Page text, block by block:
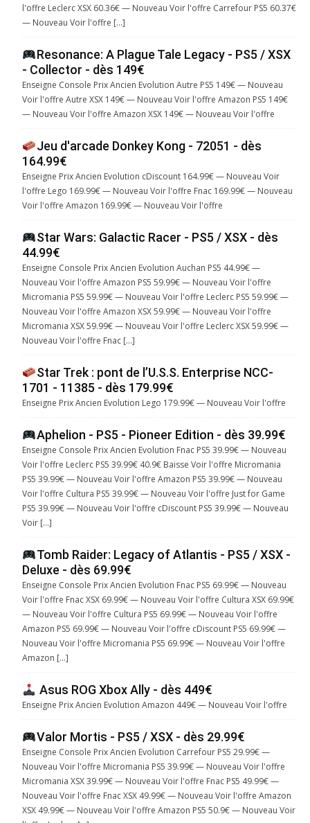
l'offre Leclerc XSX 60.36€ — Nouveau Voir l'offre Carrefour PS5 60.37€
— Nouveau Voir l'offre […]
Resonance: A Plague Tale Legacy - PS5 / XSX
- Collector - dès 149€
Enseigne Console Prix Ancien Evolution Autre PS5 149€ — Nouveau
Voir l'offre Autre XSX 149€ — Nouveau Voir l'offre Amazon PS5 149€
— Nouveau Voir l'offre Amazon XSX 149€ — Nouveau Voir l'offre
Jeu d'arcade Donkey Kong - 72051 - dès
164.99€
Enseigne Prix Ancien Evolution cDiscount 164.99€ — Nouveau Voir
l'offre Lego 169.99€ — Nouveau Voir l'offre Fnac 169.99€ — Nouveau
Voir l'offre Amazon 169.99€ — Nouveau Voir l'offre
Star Wars: Galactic Racer - PS5 / XSX - dès
44.99€
Enseigne Console Prix Ancien Evolution Auchan PS5 44.99€ —
Nouveau Voir l'offre Amazon PS5 59.99€ — Nouveau Voir l'offre
Micromania PS5 59.99€ — Nouveau Voir l'offre Leclerc PS5 59.99€ —
Nouveau Voir l'offre Amazon XSX 59.99€ — Nouveau Voir l'offre
Micromania XSX 59.99€ — Nouveau Voir l'offre Leclerc XSX 59.99€ —
Nouveau Voir l'offre Fnac […]
Star Trek : pont de l’U.S.S. Enterprise NCC-
1701 - 11385 - dès 179.99€
Enseigne Prix Ancien Evolution Lego 179.99€ — Nouveau Voir l'offre
Aphelion - PS5 - Pioneer Edition - dès 39.99€
Enseigne Console Prix Ancien Evolution Fnac PS5 39.99€ — Nouveau
Voir l'offre Leclerc PS5 39.99€ 40.9€ Baisse Voir l'offre Micromania
PS5 39.99€ — Nouveau Voir l'offre Amazon PS5 39.99€ — Nouveau
Voir l'offre Cultura PS5 39.99€ — Nouveau Voir l'offre Just for Game
PS5 39.99€ — Nouveau Voir l'offre cDiscount PS5 39.99€ — Nouveau
Voir […]
Tomb Raider: Legacy of Atlantis - PS5 / XSX -
Deluxe - dès 69.99€
Enseigne Console Prix Ancien Evolution Fnac PS5 69.99€ — Nouveau
Voir l'offre Fnac XSX 69.99€ — Nouveau Voir l'offre Cultura XSX 69.99€
— Nouveau Voir l'offre Cultura PS5 69.99€ — Nouveau Voir l'offre
Amazon PS5 69.99€ — Nouveau Voir l'offre cDiscount PS5 69.99€ —
Nouveau Voir l'offre Micromania PS5 69.99€ — Nouveau Voir l'offre
Amazon […]
Asus ROG Xbox Ally - dès 449€
Enseigne Prix Ancien Evolution Amazon 449€ — Nouveau Voir l'offre
Valor Mortis - PS5 / XSX - dès 29.99€
Enseigne Console Prix Ancien Evolution Carrefour PS5 29.99€ —
Nouveau Voir l'offre Micromania PS5 39.99€ — Nouveau Voir l'offre
Micromania XSX 39.99€ — Nouveau Voir l'offre Fnac PS5 49.99€ —
Nouveau Voir l'offre Fnac XSX 49.99€ — Nouveau Voir l'offre Amazon
XSX 49.99€ — Nouveau Voir l'offre Amazon PS5 50.9€ — Nouveau Voir